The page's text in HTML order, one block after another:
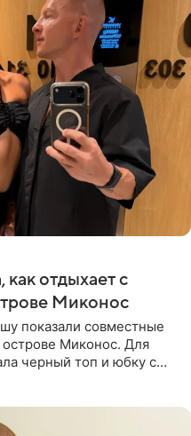
как отдыхает с
Миконос
показали совместные
Миконос. Для
черный топ и юбку с